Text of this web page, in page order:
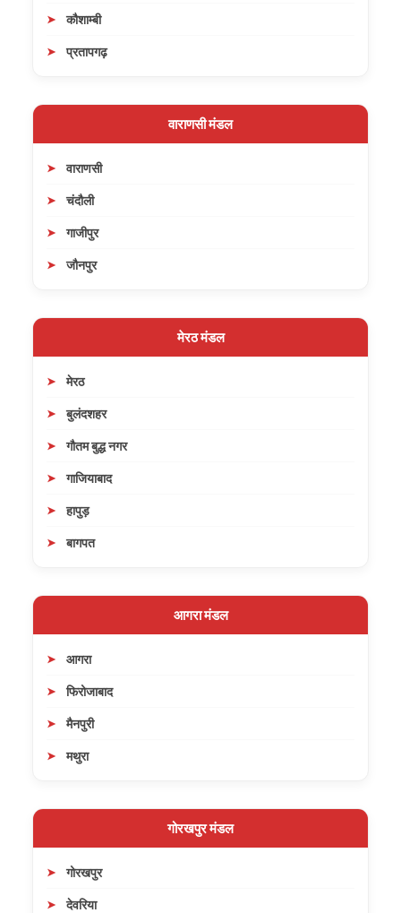
कौशाम्बी
प्रतापगढ़
वाराणसी मंडल
वाराणसी
चंदौली
गाजीपुर
जौनपुर
मेरठ मंडल
मेरठ
बुलंदशहर
गौतम बुद्ध नगर
गाजियाबाद
हापुड़
बागपत
आगरा मंडल
आगरा
फिरोजाबाद
मैनपुरी
मथुरा
गोरखपुर मंडल
गोरखपुर
देवरिया